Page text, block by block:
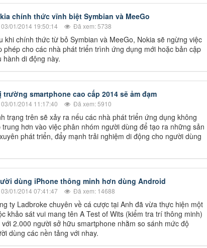
chính thức vĩnh biệt Symbian và MeeGo
03/01/2014 19:50:14 Đã xem: 5738
khi chính thức từ bỏ Symbian và MeeGo, Nokia sẽ ngừng việc
phép cho các nhà phát triển trình ứng dụng mới hoặc bản cập
hành di động này.
trường smartphone cao cấp 2014 sẽ ảm đạm
03/01/2014 11:17:40 Đã xem: 5910
trạng trên sẽ xảy ra nếu các nhà phát triển ứng dụng không
trung hơn vào việc phân nhóm người dùng để tạo ra những sản
phát triển, đẩy mạnh trải nghiệm di động cho người dùng
dùng iPhone thông minh hơn dùng Android
03/01/2014 07:41:47 Đã xem: 14688
ty Ladbroke chuyên về cá cược tại Anh đã vừa thực hiện một
khảo sát vui mang tên A Test of Wits (kiểm tra trí thông minh)
với 2.000 người sở hữu smartphone nhằm so sánh mức độ
dùng các nền tảng với nhay.